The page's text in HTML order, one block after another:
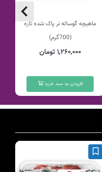
ماهیچه گوساله نر پاک شده تازه
(700گرم)
۱,۲۶۰,۰۰۰ تومان
افزودن به سبد خرید